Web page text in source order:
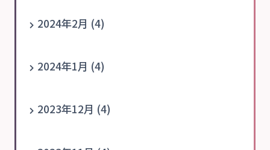
2024年2月 (4)
2024年1月 (4)
2023年12月 (4)